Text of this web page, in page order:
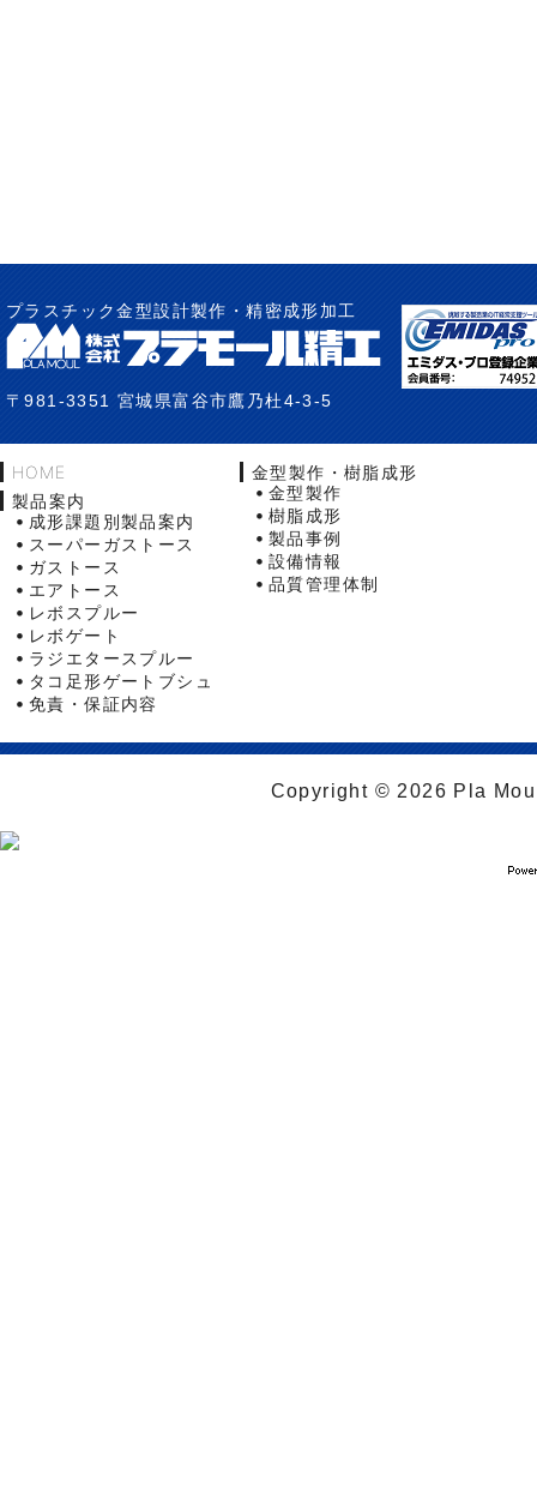
プラスチック金型設計製作・精密成形加工
〒981-3351 宮城県富谷市鷹乃杜4-3-5
HOME
製品案内
成形課題別製品案内
スーパーガストース
ガストース
エアトース
レボスプルー
レボゲート
ラジエタースプルー
タコ足形ゲートブシュ
免責・保証内容
金型製作・樹脂成形
金型製作
樹脂成形
製品事例
設備情報
品質管理体制
Copyright © 2026 Pla